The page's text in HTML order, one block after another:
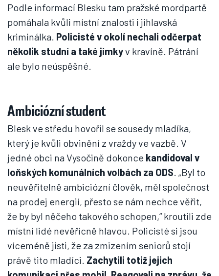
Podle informací Blesku tam pražské mordpartě
pomáhala kvůli místní znalosti i jihlavská
kriminálka. Policisté v okolí nechali odčerpat
několik studní a také jímkyv kravíně. Pátrání
ale bylo neúspěšné.
Ambiciózní student
Blesk ve středu hovořil se sousedy mladíka,
který je kvůli obvinění z vraždy ve vazbě. V
jedné obci na Vysočině dokonce kandidoval v
loňských komunálních volbách za ODS. „Byl to
neuvěřitelně ambiciózní člověk, měl společnost
na prodej energií, přesto se nám nechce věřit,
že by byl něčeho takového schopen,“ kroutili zde
místní lidé nevěřícně hlavou. Policisté si jsou
víceméně jisti, že za zmizením seniorů stojí
právě tito mladíci. Zachytili totiž jejich